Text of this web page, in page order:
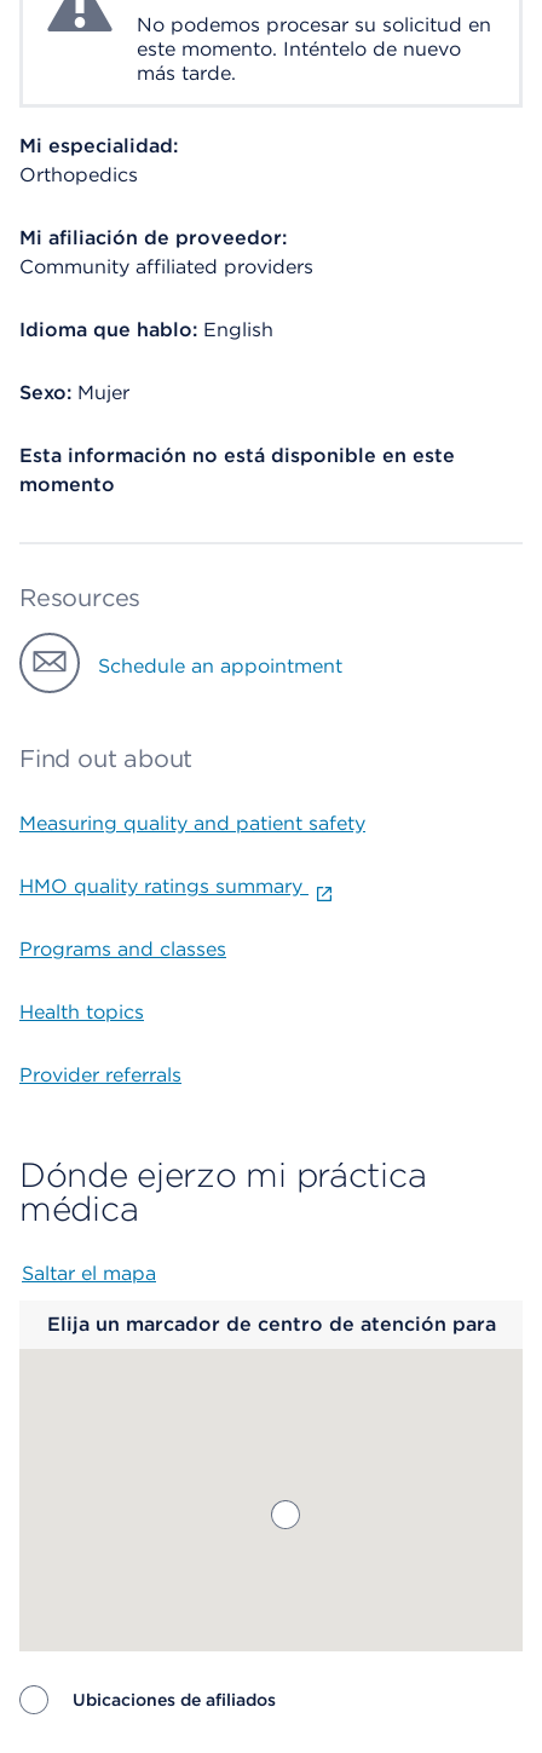
No podemos procesar su solicitud en
este momento. Inténtelo de nuevo
más tarde.
Mi especialidad:
Orthopedics
Mi afiliación de proveedor:
Community affiliated providers
Idioma que hablo: English
Sexo: Mujer
Esta información no está disponible en este
momento
Resources
Schedule an appointment
Find out about
Measuring quality and patient safety
HMO quality ratings summary
Programs and classes
Health topics
Provider referrals
Dónde ejerzo mi práctica
médica
Saltar el mapa
Elija un marcador de centro de atención para
Ubicaciones de afiliados